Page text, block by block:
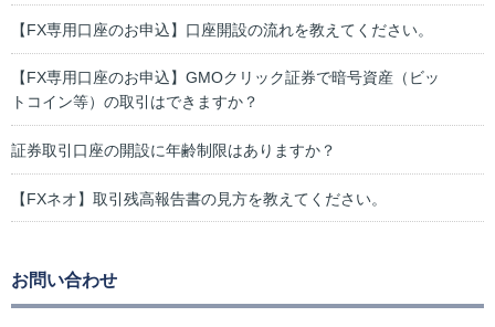
【FX専用口座のお申込】口座開設の流れを教えてください。
【FX専用口座のお申込】GMOクリック証券で暗号資産（ビッ
トコイン等）の取引はできますか？
証券取引口座の開設に年齢制限はありますか？
【FXネオ】取引残高報告書の見方を教えてください。
お問い合わせ